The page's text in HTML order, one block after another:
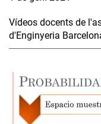
Vídeos docents de
d'Enginyeria